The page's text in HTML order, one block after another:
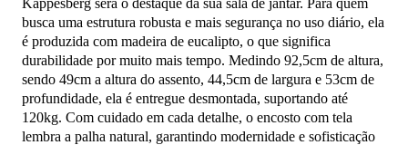
busca uma estrutura robusta e mais segurança no uso diário, ela
é produzida com madeira de eucalipto, o que significa
durabilidade por muito mais tempo. Medindo 92,5cm de altura,
sendo 49cm a altura do assento, 44,5cm de largura e 53cm de
profundidade, ela é entregue desmontada, suportando até
120kg. Com cuidado em cada detalhe, o encosto com tela
lembra a palha natural, garantindo modernidade e sofisticação